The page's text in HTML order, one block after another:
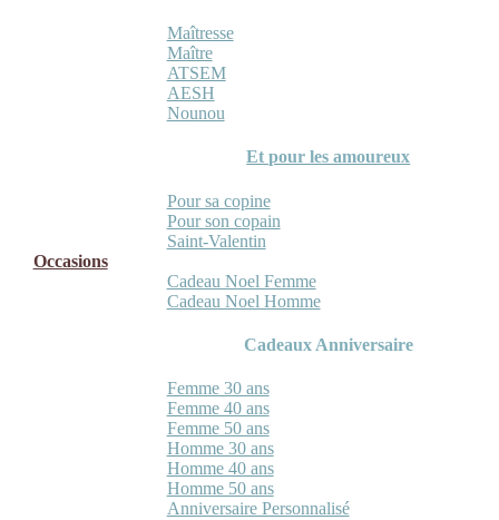
Maîtresse
Maître
ATSEM
AESH
Nounou
Et pour les amoureux
Pour sa copine
Pour son copain
Saint-Valentin
Occasions
Cadeau Noel Femme
Cadeau Noel Homme
Cadeaux Anniversaire
Femme 30 ans
Femme 40 ans
Femme 50 ans
Homme 30 ans
Homme 40 ans
Homme 50 ans
Anniversaire Personnalisé